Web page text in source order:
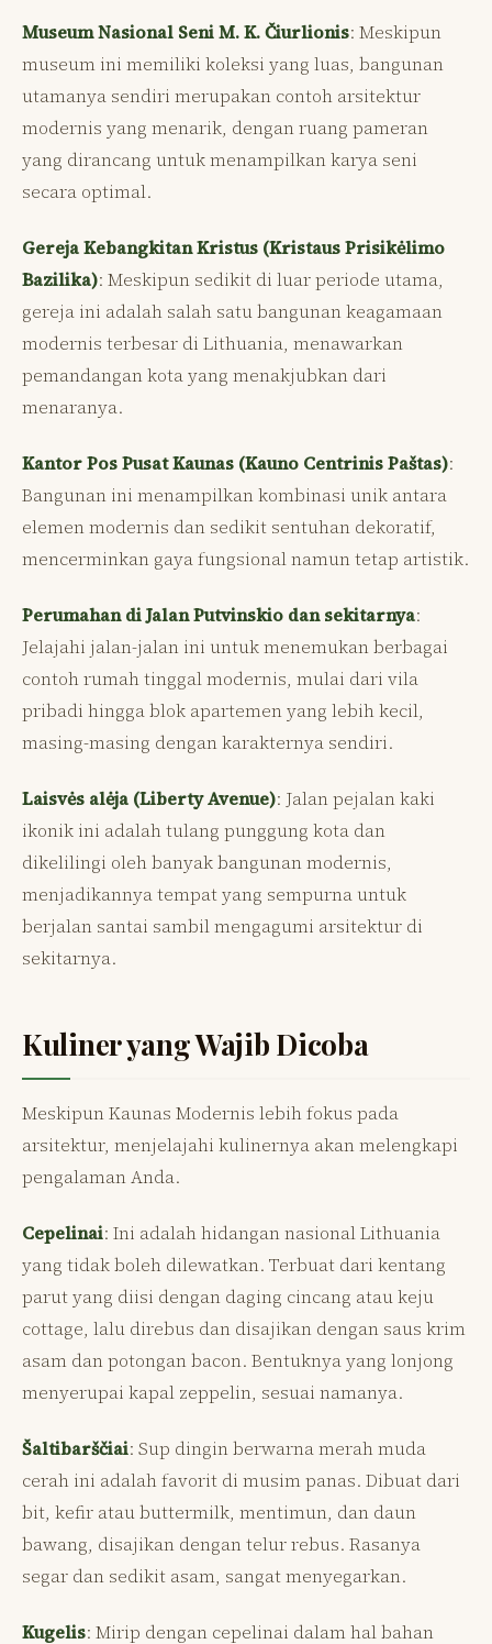
Museum Nasional Seni M. K. Čiurlionis: Meskipun
museum ini memiliki koleksi yang luas, bangunan
utamanya sendiri merupakan contoh arsitektur
modernis yang menarik, dengan ruang pameran
yang dirancang untuk menampilkan karya seni
secara optimal.
Gereja Kebangkitan Kristus (Kristaus Prisikėlimo
Bazilika): Meskipun sedikit di luar periode utama,
gereja ini adalah salah satu bangunan keagamaan
modernis terbesar di Lithuania, menawarkan
pemandangan kota yang menakjubkan dari
menaranya.
Kantor Pos Pusat Kaunas (Kauno Centrinis Paštas):
Bangunan ini menampilkan kombinasi unik antara
elemen modernis dan sedikit sentuhan dekoratif,
mencerminkan gaya fungsional namun tetap artistik.
Perumahan di Jalan Putvinskio dan sekitarnya:
Jelajahi jalan-jalan ini untuk menemukan berbagai
contoh rumah tinggal modernis, mulai dari vila
pribadi hingga blok apartemen yang lebih kecil,
masing-masing dengan karakternya sendiri.
Laisvės alėja (Liberty Avenue): Jalan pejalan kaki
ikonik ini adalah tulang punggung kota dan
dikelilingi oleh banyak bangunan modernis,
menjadikannya tempat yang sempurna untuk
berjalan santai sambil mengagumi arsitektur di
sekitarnya.
Kuliner yang Wajib Dicoba
Meskipun Kaunas Modernis lebih fokus pada
arsitektur, menjelajahi kulinernya akan melengkapi
pengalaman Anda.
Cepelinai: Ini adalah hidangan nasional Lithuania
yang tidak boleh dilewatkan. Terbuat dari kentang
parut yang diisi dengan daging cincang atau keju
cottage, lalu direbus dan disajikan dengan saus krim
asam dan potongan bacon. Bentuknya yang lonjong
menyerupai kapal zeppelin, sesuai namanya.
Šaltibarščiai: Sup dingin berwarna merah muda
cerah ini adalah favorit di musim panas. Dibuat dari
bit, kefir atau buttermilk, mentimun, dan daun
bawang, disajikan dengan telur rebus. Rasanya
segar dan sedikit asam, sangat menyegarkan.
Kugelis: Mirip dengan cepelinai dalam hal bahan